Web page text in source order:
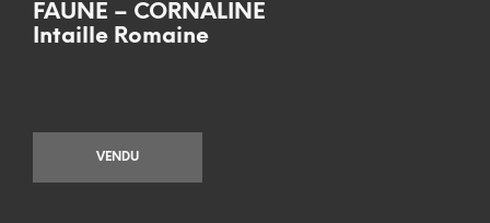
FAUNE – CORNALINE
Intaille Romaine
VENDU